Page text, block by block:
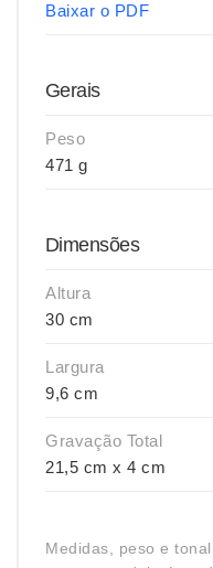
Baixar o PDF
Gerais
Peso
471 g
Dimensões
Altura
30 cm
Largura
9,6 cm
Gravação Total
21,5 cm x 4 cm
Medidas, peso e